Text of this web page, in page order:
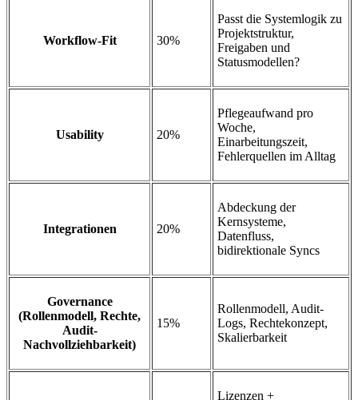
Workflow-Fit 30%
Passt die Systemlogik zu
Projektstruktur,
Freigaben und
Statusmodellen?
Usability 20%
Pflegeaufwand pro
Woche,
Einarbeitungszeit,
Fehlerquellen im Alltag
Integrationen 20%
Abdeckung der
Kernsysteme,
Datenfluss,
bidirektionale Syncs
Governance
(Rollenmodell, Rechte,
Audit-
Nachvollziehbarkeit)
15%
Rollenmodell, Audit-
Logs, Rechtekonzept,
Skalierbarkeit
Lizenzen +